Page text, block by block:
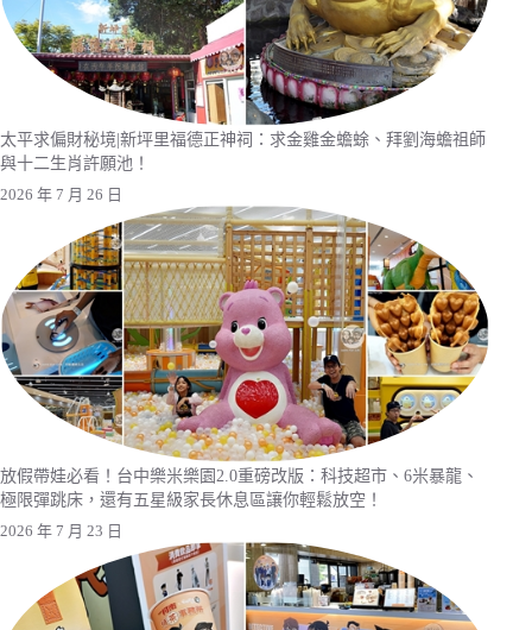
太平求偏財秘境|新坪里福德正神祠：求金雞金蟾蜍、拜劉海蟾祖師
與十二生肖許願池！
2026 年 7 月 26 日
放假帶娃必看！台中樂米樂園2.0重磅改版：科技超市、6米暴龍、
極限彈跳床，還有五星級家長休息區讓你輕鬆放空！
2026 年 7 月 23 日